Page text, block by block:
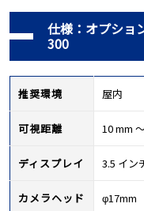
仕様：オプショ
300
推奨環境 屋内
可視距離 10 mm
ディスプレイ 3.5 イン
カメラヘッド φ17mm